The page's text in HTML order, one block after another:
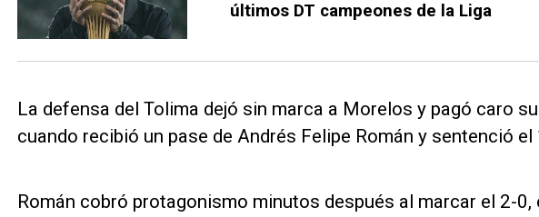
últimos DT campeones de la Liga
La defensa del Tolima dejó sin marca a Morelos y pagó caro
cuando recibió un pase de Andrés Felipe Román y sentenció el
Román cobró protagonismo minutos después al marcar el 2-0,